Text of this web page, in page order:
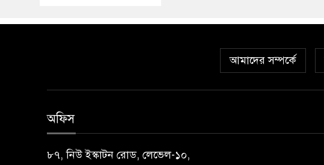
আমাদের সম্পর্কে
অফিস
৮৭, নিউ ইস্কাটন রোড, লেভেল-১০,